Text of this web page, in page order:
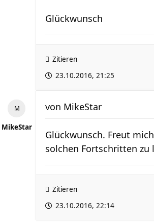
Glückwunsch
Zitieren
23.10.2016, 21:25
MikeStar
von MikeStar
Glückwunsch. Freut
solchen Fortschritten zu
Zitieren
23.10.2016, 22:14